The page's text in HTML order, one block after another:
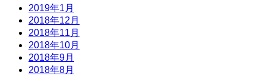
2019年1月
2018年12月
2018年11月
2018年10月
2018年9月
2018年8月